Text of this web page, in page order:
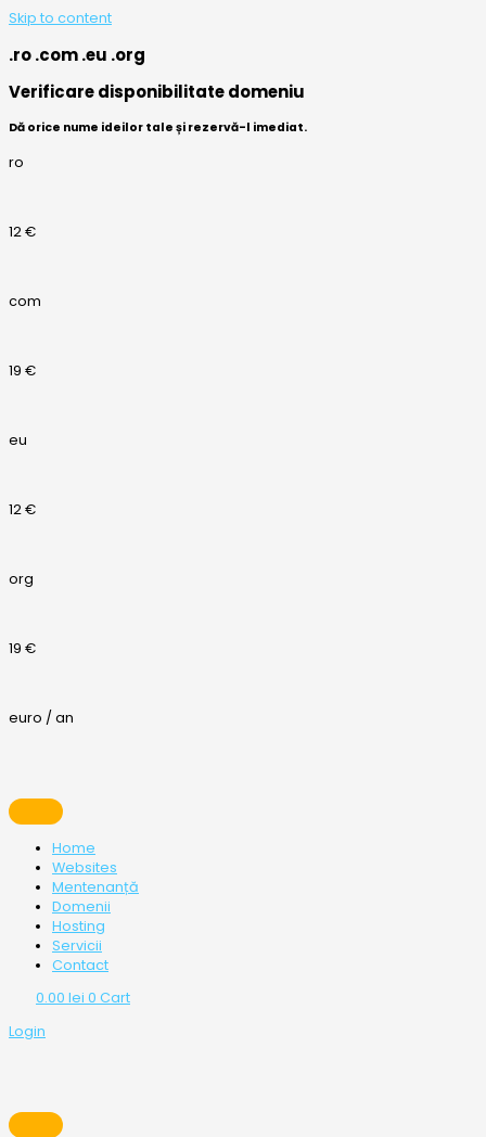
Skip to content
.ro .com .eu .org
Verificare disponibilitate domeniu
Dă orice nume ideilor tale și rezervă-l imediat.
ro
12 €
com
19 €
eu
12 €
org
19 €
euro / an
Home
Websites
Mentenanță
Domenii
Hosting
Servicii
Contact
0.00 lei 0 Cart
Login